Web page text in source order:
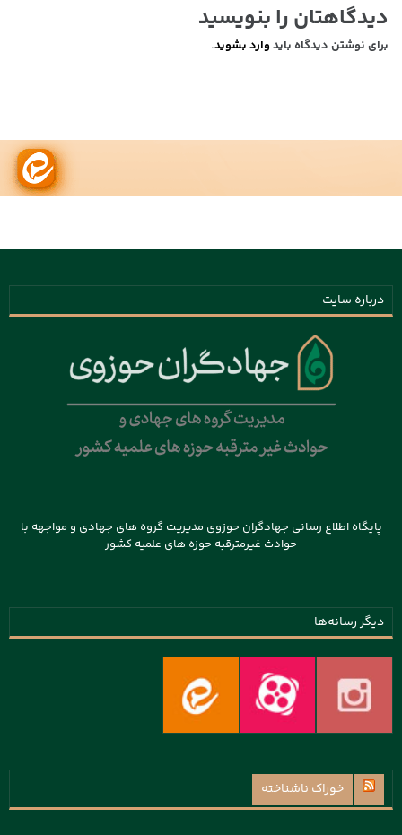
دیدگاهتان را بنویسید
برای نوشتن دیدگاه باید وارد بشوید.
درباره سایت
پایگاه اطلاع رسانی جهادگران حوزوی مدیریت گروه های جهادی و مواجهه با
حوادث غیرمترقبه حوزه های علمیه کشور
دیگر رسانه‌ها
خوراک ناشناخته